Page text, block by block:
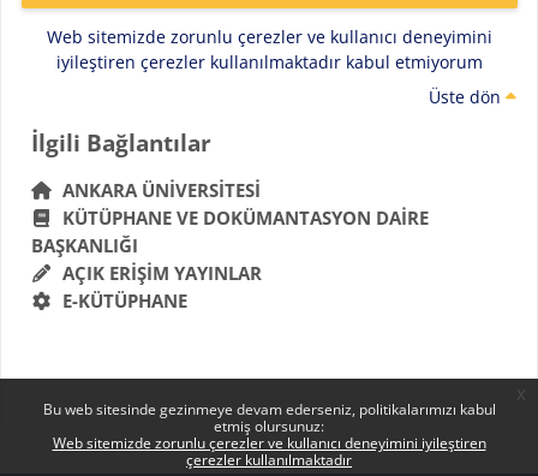
Bu web sitesinde gezinmeye devam ederseniz, politikalarımızı kabul
etmiş olursunuz:
Web sitemizde zorunlu çerezler ve kullanıcı deneyimini iyileştiren
çerezler kullanılmaktadır
Web sitemizde zorunlu çerezler ve kullanıcı deneyimini
iyileştiren çerezler kullanılmaktadır kabul etmiyorum
Üste dön
Bloklar
İlgili Bağlantılar 'yı atla
İlgili Bağlantılar
ANKARA ÜNIVERSITESI
KÜTÜPHANE VE DOKÜMANTASYON DAIRE
BAŞKANLIĞI
AÇIK ERIŞIM YAYINLAR
E-KÜTÜPHANE